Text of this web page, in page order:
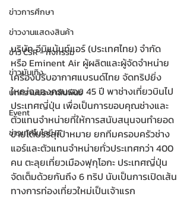
ข่าวการศึกษา
ข่าวงานแสดงสินค้า
ข่าว CSR - กิจกรรม
ข่าวบันเทิง
บทความประชาสัมพันธ์
Event
ข่าวเทคโนโลยี IT
บริษัท อีมิแน้นท์แอร์ (ประเทศไทย) จำกัด
หรือ Eminent Air ผู้ผลิตและผู้จัดจำหน่าย
เครื่องปรับอากาศแบรนด์ไทย จัดทริปยิ่ง
ใหญ่ฉลองครบรอบ 45 ปี พาช่างเที่ยวบินไป
ประเทศญี่ปุ่น เพื่อเป็นการขอบคุณช่างและ
ตัวแทนจำหน่ายที่ให้การสนับสนุนจนทำยอด
ขายได้บรรลุเป้าหมาย ยกทีมครอบครัวช่าง
แอร์และตัวแทนจำหน่ายทั่วประเทศกว่า 400
คน ตะลุยเที่ยวเมืองฟุกุโอกะ ประเทศญี่ปุ่น
จัดเต็มด้วยกันถึง 6 ทริป นับเป็นการเปิดเส้น
ทางการท่องเที่ยวใหม่เป็นเจ้าแรก